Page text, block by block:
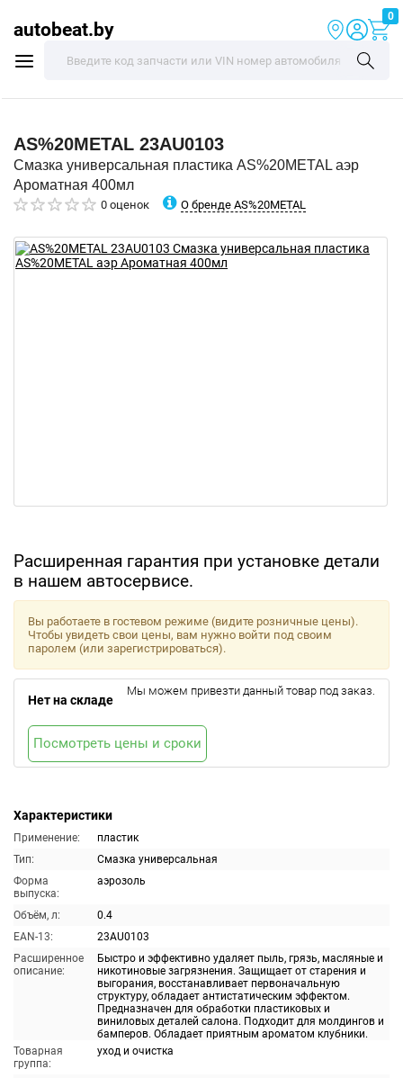
autobeat.by
0
AS%20METAL 23AU0103
Смазка универсальная пластика AS%20METAL аэр
Ароматная 400мл
0 оценок О бренде AS%20METAL
Расширенная гарантия при установке детали
в нашем автосервисе.
Характеристики
Применение:
пластик
Тип:
Смазка универсальная
Форма
выпуска:
аэрозоль
Объём, л:
0.4
EAN-13:
23AU0103
Расширенное
описание:
Быстро и эффективно удаляет пыль, грязь, масляные и
никотиновые загрязнения. Защищает от старения и
выгорания, восстанавливает первоначальную
структуру, обладает антистатическим эффектом.
Предназначен для обработки пластиковых и
виниловых деталей салона. Подходит для молдингов и
бамперов. Обладает приятным ароматом клубники.
Товарная
группа:
уход и очистка
Вы работаете в гостевом режиме (видите розничные цены).
Чтобы увидеть свои цены, вам нужно войти под своим
паролем (или зарегистрироваться).
Нет на складе
Мы можем привезти данный товар под заказ.
Посмотреть цены и сроки